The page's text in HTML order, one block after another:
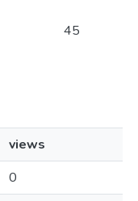
45
views
0